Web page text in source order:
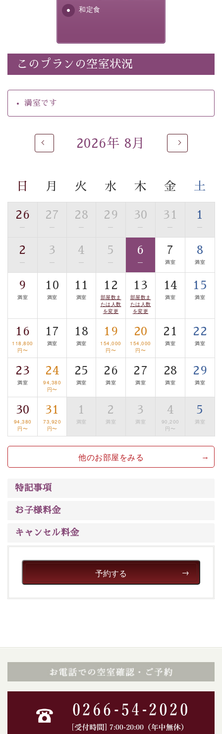
いう昔の暦による料理表現）
・朝食はこだわりの味噌汁をはじめとした和定食
【温泉】
るご入浴をお愉しみください。
■お座敷風呂（大浴場）
す。
※男性大浴場までのご移動には階段がございます。 予め
ご了承のほどお願いいたします。
■貸切温泉風呂 （40分2000円）
眺望はございませんが、源泉掛け流しの温泉の質を楽し
む貸切温泉風呂です。ゆったりといやされるプライベー
トな空間をお愉しみください。
【旅】
■諏訪大社4社を巡る無料参拝バス
豊富な知識を持ったドライバー兼ガイドが諏訪大社をご
案内します。事前ご予約制ですので、ご利用ご希望の方
は【3日前まで】にお電話ください。
※交通規制などにより運行できない日がございます
※年末年始及び御柱祭前後は運行しておりません
上諏訪温泉“しんゆ”なら諏訪大社など歴史ある諏訪の街
で心癒されます。
清らかな源泉、自然の恵みあるお食事、諏訪湖に包まれ
るお部屋、 大人のたしなみを感じていただける、美しく
癒される宿で贅沢に幸せのときを安心してお過ごしくだ
和定食
このプランの空室状況
満室です
2026年 8月
日 月 火 水 木 金 土
26
—
27
—
28
—
29
—
30
—
31
—
1
—
2
—
3
—
4
—
5
—
6
—
7
満室
8
満室
9
満室
10
満室
11
満室
12
部屋数ま
たは人数
を変更
13
部屋数ま
たは人数
を変更
14
満室
15
満室
16
118,800
円〜
17
満室
18
満室
19
154,000
円〜
20
154,000
円〜
21
満室
22
満室
23
満室
24
94,380
円〜
25
満室
26
満室
27
満室
28
満室
29
満室
30
94,380
円〜
31
73,920
円〜
1
満室
2
満室
3
満室
4
90,200
円〜
5
満室
他のお部屋をみる
特記事項
お子様料金
キャンセル料金
予約する